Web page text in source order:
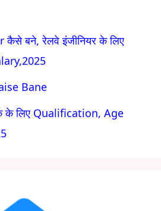
बने, रेलवे इंजीनियर के लिए
Bane
के लिए Qualification, Age